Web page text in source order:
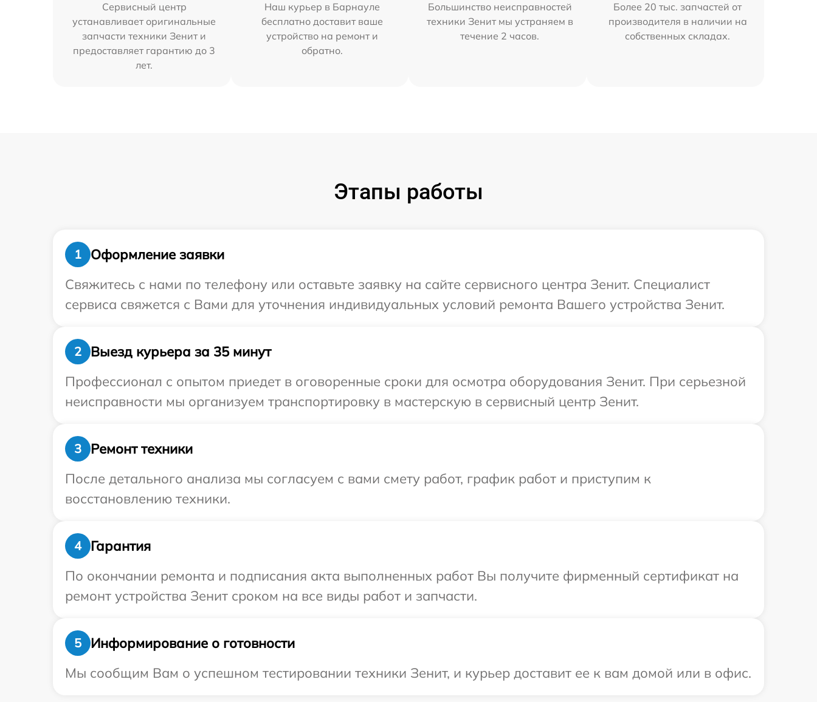
Сервисный центр
устанавливает оригинальные
запчасти техники Зенит и
предоставляет гарантию до 3
лет.
Наш курьер в Барнауле
бесплатно доставит ваше
устройство на ремонт и
обратно.
Большинство неисправностей
техники Зенит мы устраняем в
течение 2 часов.
Более 20 тыс. запчастей от
производителя в наличии на
собственных складах.
Этапы работы
1
Оформление заявки
Свяжитесь с нами по телефону или оставьте заявку на сайте сервисного центра Зенит. Специалист
сервиса свяжется с Вами для уточнения индивидуальных условий ремонта Вашего устройства Зенит.
2
Выезд курьера за 35 минут
Профессионал с опытом приедет в оговоренные сроки для осмотра оборудования Зенит. При серьезной
неисправности мы организуем транспортировку в мастерскую в сервисный центр Зенит.
3
Ремонт техники
После детального анализа мы согласуем с вами смету работ, график работ и приступим к
восстановлению техники.
4
Гарантия
По окончании ремонта и подписания акта выполненных работ Вы получите фирменный сертификат на
ремонт устройства Зенит сроком на все виды работ и запчасти.
5
Информирование о готовности
Мы сообщим Вам о успешном тестировании техники Зенит, и курьер доставит ее к вам домой или в офис.